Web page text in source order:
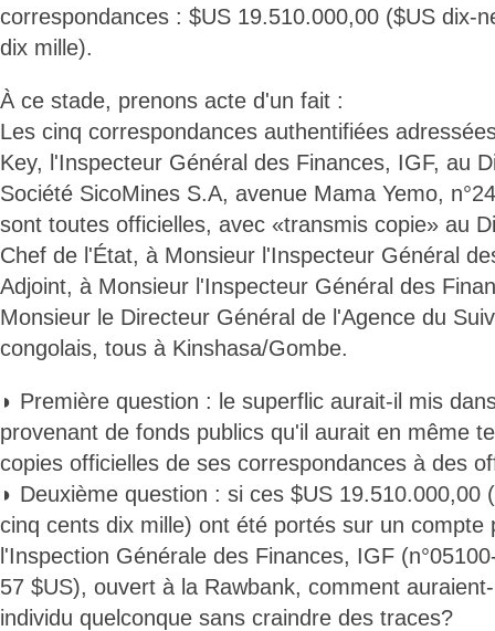
correspondances : $US 19.510.000,00 ($US dix-
dix mille).
À ce stade, prenons acte d'un fait :
Les cinq correspondances authentifiées
Key, l'Inspecteur Général des Finances, IGF, au
Société SicoMines S.A, avenue Mama Yemo,
sont toutes officielles, avec «transmis copie» au
Chef de l'État, à Monsieur l'Inspecteur Général
Adjoint, à Monsieur l'Inspecteur Général des
Monsieur le Directeur Général de l'Agence du
congolais, tous à Kinshasa/Gombe.
◗ Première question : le superflic aurait-il mis
provenant de fonds publics qu'il aurait en même
copies officielles de ses correspondances à des
◗ Deuxième question : si ces $US 19.510.000,00
cinq cents dix mille) ont été portés sur un compte
l'Inspection Générale des Finances, IGF
57 $US), ouvert à la Rawbank, comment
individu quelconque sans craindre des traces?